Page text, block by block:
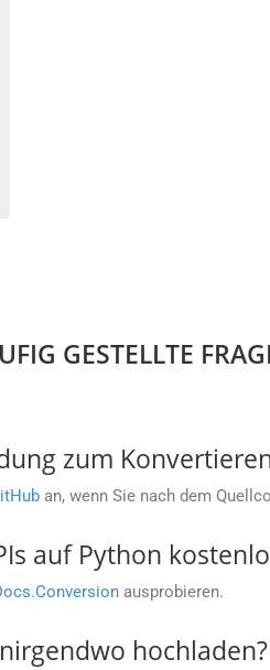
GESTELLTE
zum
an, wenn Sie nach dem
auf Python
ausprobieren.